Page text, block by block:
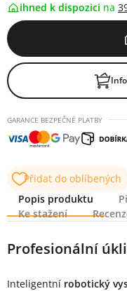
ihned k dispozici na
GARANCE BEZPEČNÉ PLATBY
Přidat do oblíbených
Popis produktu
Ke stažení
Popis produktu
Profesionální
Inteligentní robotický